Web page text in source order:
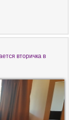
вторичка в